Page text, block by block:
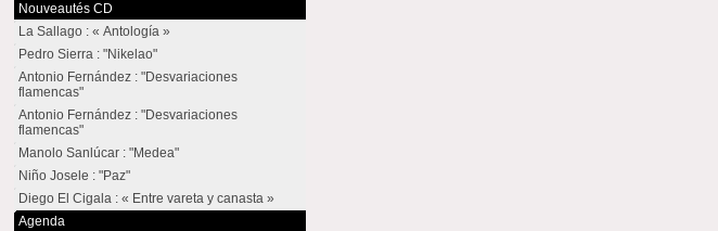
Nouveautés CD
La Sallago : « Antología »
Pedro Sierra : "Nikelao"
Antonio Fernández : "Desvariaciones
flamencas"
Antonio Fernández : "Desvariaciones
flamencas"
Manolo Sanlúcar : "Medea"
Niño Josele : "Paz"
Diego El Cigala : « Entre vareta y canasta »
Agenda